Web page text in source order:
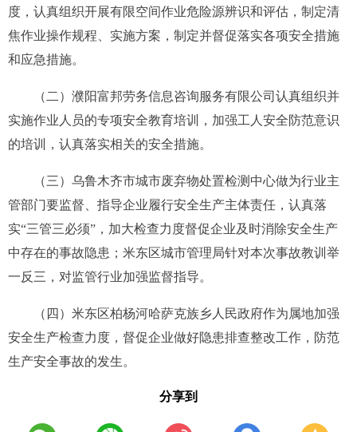
度，认真组织开展有限空间作业危险源辨识和评估，制定清
焦作业操作规程、实施方案，制定并督促落实各项安全措施
和应急措施。
（二） 濮阳富邦劳务信息咨询服务有限公司 认真组织并
实施作业人员的专项安全教育培训，加强工人安全防范意识
的培训，认真落实相关的安全措施。
（三）乌鲁木齐市城市废弃物处置检测中心做为行业主
管部门要监督、指导企业履行安全生产主体责任 ， 认真落
实“三管三必须”，加大检查力度督促企业及时消除安全生产
中存在的事故隐患 ；米东区城市管理局针对本次事故教训举
一反三，对监管行业加强监督指导。
（ 四 ） 米东区柏杨河哈萨克族乡人民政府作为属地加强
安全生产检查力度，督促企业做好隐患排查整改工作，防范
生产安全事故的发生。
分享到